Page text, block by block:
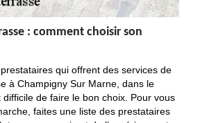
: comment choisir son
qui offrent des services de
à Champigny Sur Marne, dans le
de faire le bon choix. Pour vous
faites une liste des prestataires